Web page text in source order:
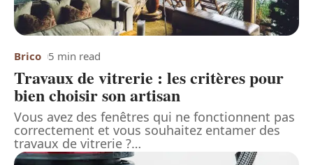
Brico 5 min read
Travaux de vitrerie : les critères pour
bien choisir son artisan
Vous avez des fenêtres qui ne fonctionnent pas
correctement et vous souhaitez entamer des
travaux de vitrerie ?…